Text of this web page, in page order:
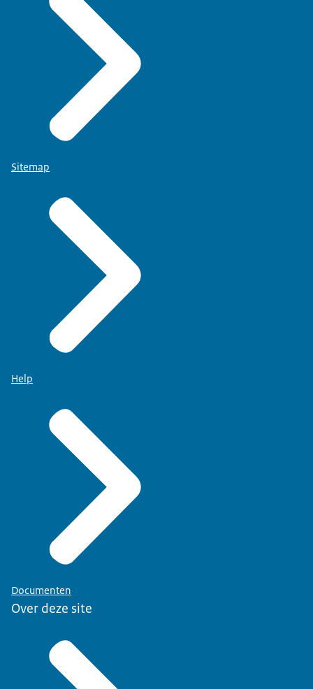
Sitemap
Help
Documenten
Over deze site